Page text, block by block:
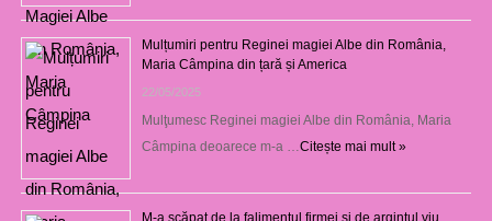
Mulțumiri pentru Reginei magiei Albe din România,
Maria Câmpina din țară și America
22/05/2025
Mulţumesc Reginei magiei Albe din România, Maria
Câmpina deoarece m-a … Citește mai mult »
M-a scăpat de la falimentul firmei și de argintul viu